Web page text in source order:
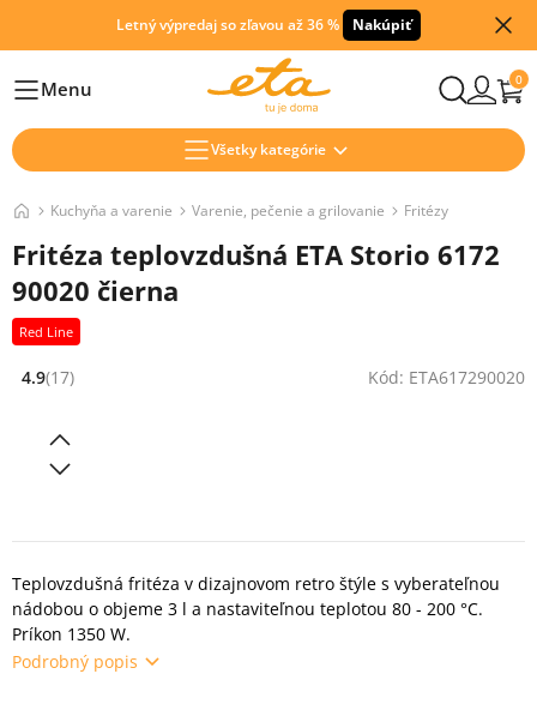
Letný výpredaj so zľavou až 36 % Nakúpiť
HlavníMenu 0
Všetky kategórie
Kuchyňa a varenie Varenie, pečenie a grilovanie Fritézy
Fritéza teplovzdušná ETA Storio 6172
90020 čierna
Red Line
Hodnocení: 4.9 z 5 (17 recenzí)
4.9(17) Kód: ETA617290020
Teplovzdušná fritéza v dizajnovom retro štýle s vyberateľnou
nádobou o objeme 3 l a nastaviteľnou teplotou 80 - 200 °C.
Príkon 1350 W.
Podrobný popis